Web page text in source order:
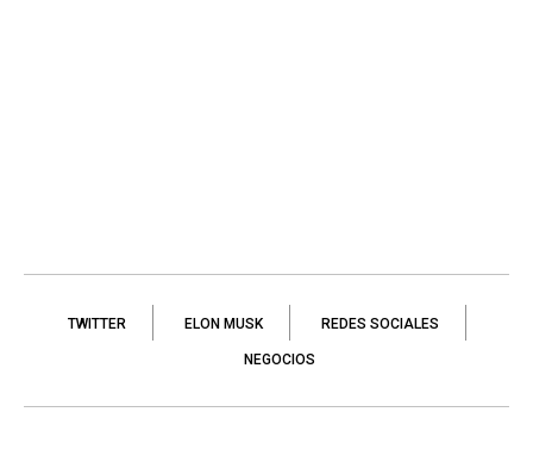
TWITTER ELON MUSK REDES SOCIALES
NEGOCIOS